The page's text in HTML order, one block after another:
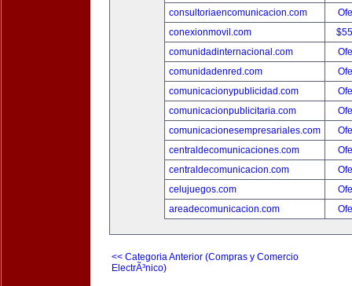
consultoriaencomunicacion.com
conexionmovil.com
comunidadinternacional.com
comunidadenred.com
comunicacionypublicidad.com
comunicacionpublicitaria.com
comunicacionesempresariales.com
centraldecomunicaciones.com
centraldecomunicacion.com
celujuegos.com
areadecomunicacion.com
<< Categoria Anterior (Compras y Comercio
ElectrÃ³nico)